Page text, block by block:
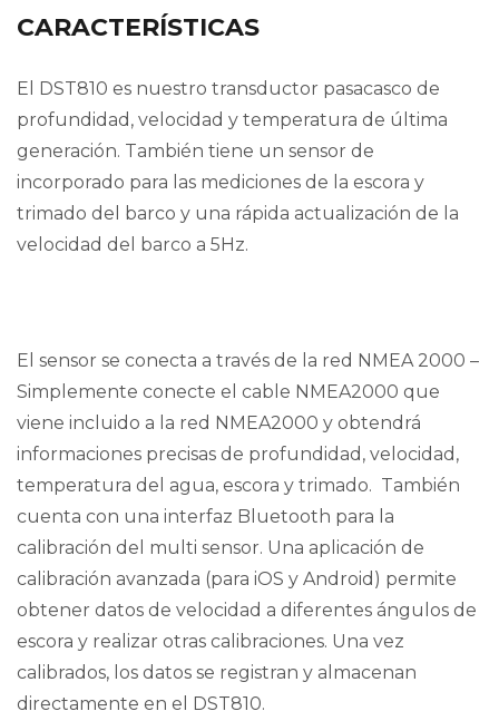
CARACTERÍSTICAS
El DST810 es nuestro transductor pasacasco de
profundidad, velocidad y temperatura de última
generación. También tiene un sensor de
incorporado para las mediciones de la escora y
trimado del barco y una rápida actualización de la
velocidad del barco a 5Hz.
El sensor se conecta a través de la red NMEA 2000 –
Simplemente conecte el cable NMEA2000 que
viene incluido a la red NMEA2000 y obtendrá
informaciones precisas de profundidad, velocidad,
temperatura del agua, escora y trimado. También
cuenta con una interfaz Bluetooth para la
calibración del multi sensor. Una aplicación de
calibración avanzada (para iOS y Android) permite
obtener datos de velocidad a diferentes ángulos de
escora y realizar otras calibraciones. Una vez
calibrados, los datos se registran y almacenan
directamente en el DST810.